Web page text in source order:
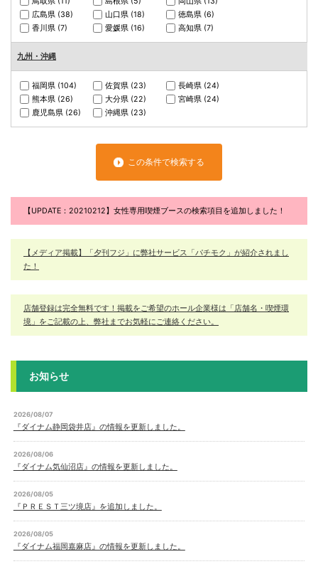
広島県 (38) 山口県 (18) 徳島県 (6)
香川県 (7) 愛媛県 (16) 高知県 (7)
九州・沖縄
福岡県 (104) 佐賀県 (23) 長崎県 (24)
熊本県 (26) 大分県 (22) 宮崎県 (24)
鹿児島県 (26) 沖縄県 (23)
この条件で検索する
【UPDATE：20210212】女性専用喫煙ブースの検索項目を追加しました！
【メディア掲載】「夕刊フジ」に弊社サービス「パチモク」が紹介されまし
た！
店舗登録は完全無料です！掲載をご希望のホール企業様は「店舗名・喫煙環
境」をご記載の上、弊社までお気軽にご連絡ください。
お知らせ
2026/08/07
『ダイナム静岡袋井店』の情報を更新しました。
2026/08/06
『ダイナム気仙沼店』の情報を更新しました。
2026/08/05
『ＰＲＥＳＴ三ツ境店』を追加しました。
2026/08/05
『ダイナム福岡嘉麻店』の情報を更新しました。